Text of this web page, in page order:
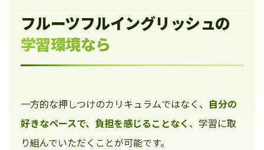
フルーツフルイングリッシュの
学習環境なら
一方的な押しつけのカリキュラムではなく、 自分の
好きなペースで、負担を感じることなく 、学習に取
り組んでいただくことが可能です。